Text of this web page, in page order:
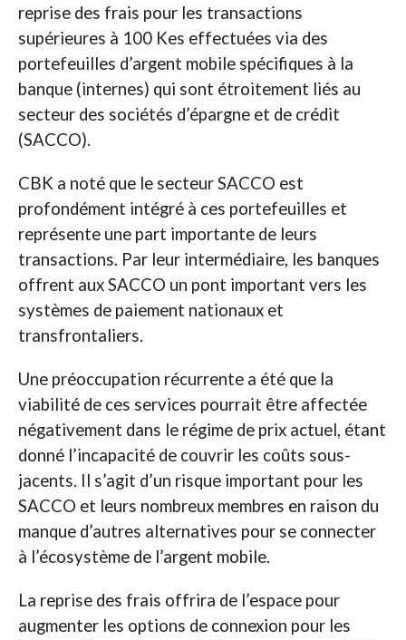
reprise des frais pour les transactions
supérieures à 100 Kes effectuées via des
portefeuilles d’argent mobile spécifiques à la
banque (internes) qui sont étroitement liés au
secteur des sociétés d’épargne et de crédit
(SACCO).
CBK a noté que le secteur SACCO est
profondément intégré à ces portefeuilles et
représente une part importante de leurs
transactions. Par leur intermédiaire, les banques
offrent aux SACCO un pont important vers les
systèmes de paiement nationaux et
transfrontaliers.
Une préoccupation récurrente a été que la
viabilité de ces services pourrait être affectée
négativement dans le régime de prix actuel, étant
donné l’incapacité de couvrir les coûts sous-
jacents. Il s’agit d’un risque important pour les
SACCO et leurs nombreux membres en raison du
manque d’autres alternatives pour se connecter
à l’écosystème de l’argent mobile.
La reprise des frais offrira de l’espace pour
augmenter les options de connexion pour les